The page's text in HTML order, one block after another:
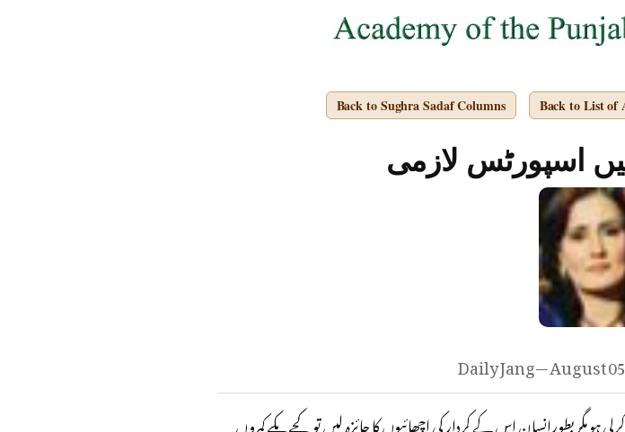
Back to Sughra Sadaf Columns Back to List of
اسپورٹس لازمی
Daily Jang — August
بطورانسان اس کے کردار کی اچھائیوں کا جائزہ لیں تو کچے پکے کمروں